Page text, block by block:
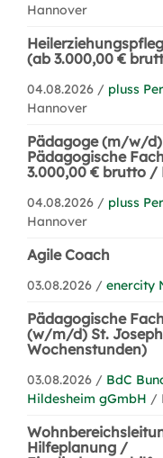
Hannover
(ab 3.000,00 €
04.08.2026 / pluss
Hannover
Pädagoge (m/w/
Pädagogische
3.000,00 € brutto /
04.08.2026 / pluss
Hannover
Agile Coach
03.08.2026 / enercity
Pädagogische
(w/m/d) St. Joseph
Wochenstunden)
03.08.2026 / BdC
Hildesheim gGmbH /
Hilfeplanung /